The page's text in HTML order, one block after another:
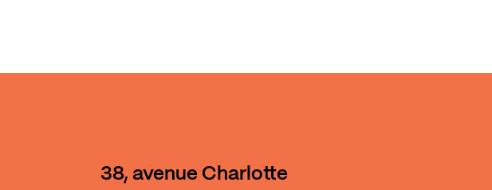
38, avenue Charlotte